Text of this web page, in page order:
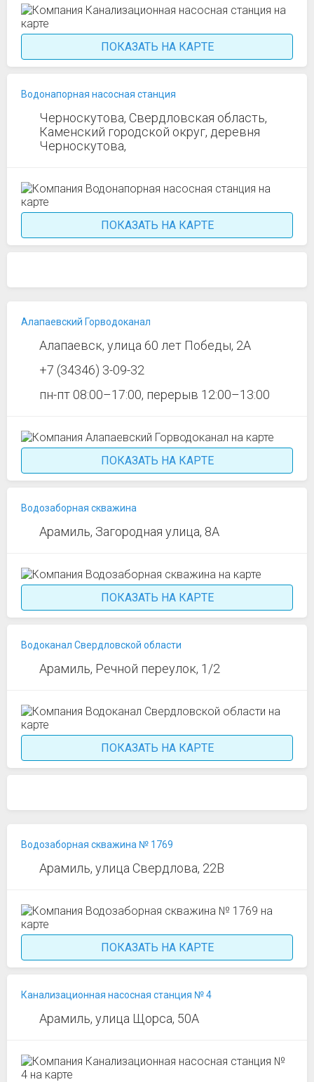
ПОКАЗАТЬ НА КАРТЕ
Водонапорная насосная станция
Черноскутова, Свердловская область,
Каменский городской округ, деревня
Черноскутова,
ПОКАЗАТЬ НА КАРТЕ
Алапаевский Горводоканал
Алапаевск, улица 60 лет Победы, 2А
+7 (34346) 3-09-32
пн-пт 08:00–17:00, перерыв 12:00–13:00
ПОКАЗАТЬ НА КАРТЕ
Водозаборная скважина
Арамиль, Загородная улица, 8А
ПОКАЗАТЬ НА КАРТЕ
Водоканал Свердловской области
Арамиль, Речной переулок, 1/2
ПОКАЗАТЬ НА КАРТЕ
Водозаборная скважина № 1769
Арамиль, улица Свердлова, 22В
ПОКАЗАТЬ НА КАРТЕ
Канализационная насосная станция № 4
Арамиль, улица Щорса, 50А